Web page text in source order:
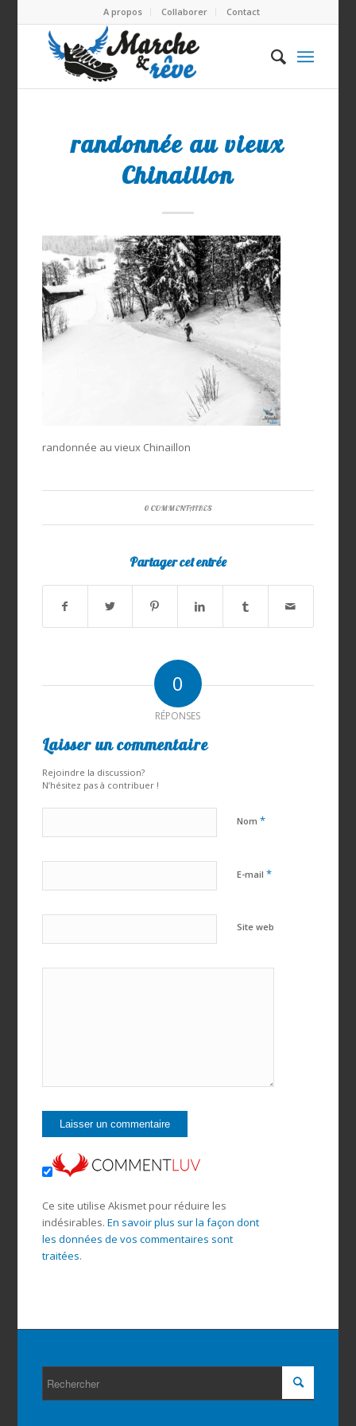
A propos Collaborer Contact
randonnée au vieux
Chinaillon
randonnée au vieux Chinaillon
0 COMMENTAIRES
Partager cet entrée
0
RÉPONSES
Laisser un commentaire
Rejoindre la discussion?
N’hésitez pas à contribuer !
Nom *
E-mail *
Site web
Ce site utilise Akismet pour réduire les
indésirables. En savoir plus sur la façon dont
les données de vos commentaires sont
traitées.